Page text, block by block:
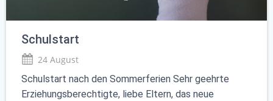
Schulstart
24 August
Schulstart nach den Sommerferien Sehr geehrte
Erziehungsberechtigte, liebe Eltern, das neue